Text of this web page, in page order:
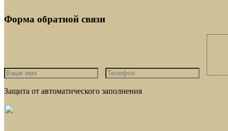
Форма обратной связи
Защита от автоматического заполнения